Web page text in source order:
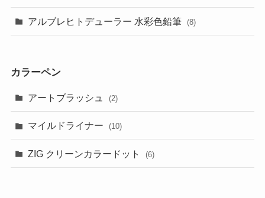
アルブレヒトデューラー 水彩色鉛筆 (8)
カラーペン
アートブラッシュ (2)
マイルドライナー (10)
ZIG クリーンカラードット (6)